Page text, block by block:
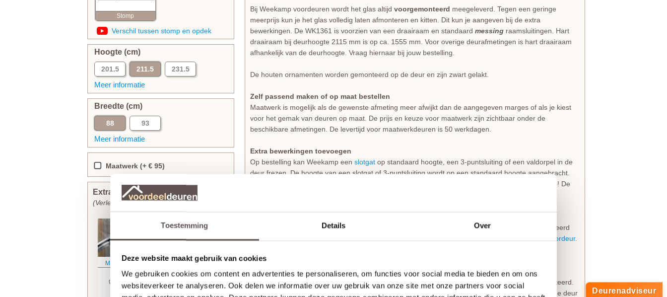
Toestemming Details Over
Deze website maakt gebruik van cookies
We gebruiken cookies om content en advertenties te personaliseren, om functies voor social media te bieden en om ons
websiteverkeer te analyseren. Ook delen we informatie over uw gebruik van onze site met onze partners voor social
Stomp
Verschil tussen stomp en opdek
Hoogte (cm)
201.5 211.5
231.5
Meer informatie
Breedte (cm)
88
93
Meer informatie
Maatwerk (+ € 95)
Extra bewerkingen toevoegen
(Verlengt de levertijd met 30 werkdagen)
Meer informatie
Weekamp
glasmontage
Meer informatie
Weekamp
Bij Weekamp voordeuren wordt het glas altijd voorgemonteerd meegeleverd. Tegen een geringe
meerprijs kun je het glas volledig laten afmonteren en kitten. Dit kun je aangeven bij de extra
bewerkingen. De WK1361 is voorzien van een draairaam en standaard messing raamsluitingen. Hart
draairaam bij deurhoogte 2115 mm is op ca. 1555 mm. Voor overige deurafmetingen is hart draairaam
afhankelijk van de deurhoogte. Vraag hiernaar bij jouw bestelling.
De houten ornamenten worden gemonteerd op de deur en zijn zwart gelakt.
Zelf passend maken of op maat bestellen
Maatwerk is mogelijk als de gewenste afmeting meer afwijkt dan de aangegeven marges of als je kiest
voor het gemak van deuren op maat. De prijs en keuze voor maatwerk zijn zichtbaar onder de
beschikbare afmetingen. De levertijd voor maatwerkdeuren is 50 werkdagen.
Extra bewerkingen toevoegen
Op bestelling kan Weekamp een slotgat op standaard hoogte, een 3-puntsluiting of een valdorpel in de
deur frezen. De hoogte van een slotgat of 3-puntsluiting wordt op een standaard hoogte aangebracht.
De deurkruk zit altijd op een hoogte van 105 cm gemeten vanaf de onderzijde van de deur. Let op! De
Geschikt voor buitendeuren waarbij aan de buitenzijde van een deur eendeurknop
wordt gemonteerd
en aan de binnenzijde een deurkruk. Sleutelbediende sloten worden meestal geplaatst op een
voordeur.
* Krukbediende 3-puntsluiting(achterdeur)
Geschikt voor buitendeuren waarbij aan de buitenzijde en binnenzijde een
wordt gemonteerd.
Krukbediende sloten worden meestal geplaatst op een
achterdeur
of balkondeur. De infrezing in de deur
Deurenadviseur